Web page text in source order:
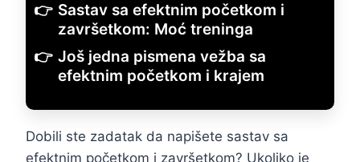
Sastav sa efektnim početkom i
završetkom: Moć treninga
Još jedna pismena vežba sa
efektnim početkom i krajem
Dobili ste zadatak da napišete sastav sa
efektnim početkom i završetkom? Ukoliko je